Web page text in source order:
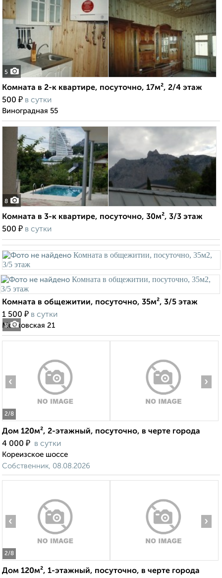
5
Комната в 2-к квартире, посуточно, 17м², 2/4 этаж
500 ₽ в сутки
Виноградная 55
8
Комната в 3-к квартире, посуточно, 30м², 3/3 этаж
500 ₽ в сутки
8
Комната в общежитии, посуточно, 35м², 3/5 этаж
1 500 ₽ в сутки
Московская 21
2/8
‹ ›
Дом 120м², 2-этажный, посуточно, в черте города
4 000 ₽ в сутки
Кореизское шоссе
Собственник, 08.08.2026
2/8
‹ ›
Дом 120м², 1-этажный, посуточно, в черте города